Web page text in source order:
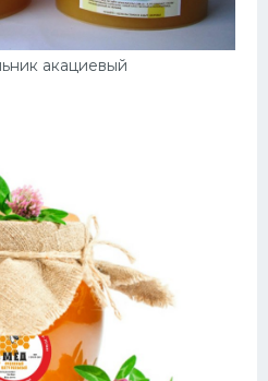
акациевый